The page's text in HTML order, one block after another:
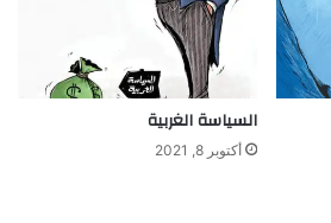
السياسة الغربية
أكتوبر 8, 2021